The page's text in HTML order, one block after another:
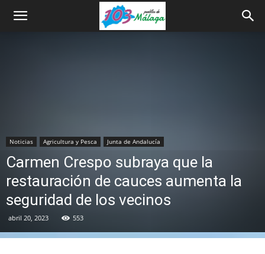
Noticias Agricultura y Pesca Junta de Andalucía
Carmen Crespo subraya que la
restauración de cauces aumenta la
seguridad de los vecinos
abril 20, 2023 553